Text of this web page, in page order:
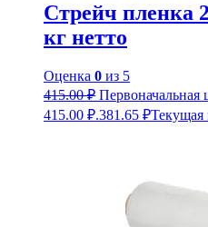
Стрейч пленка
кг нетто
Оценка 0 из 5
415.00₽ Первоначальная
415.00 ₽.381.65 ₽Текущая